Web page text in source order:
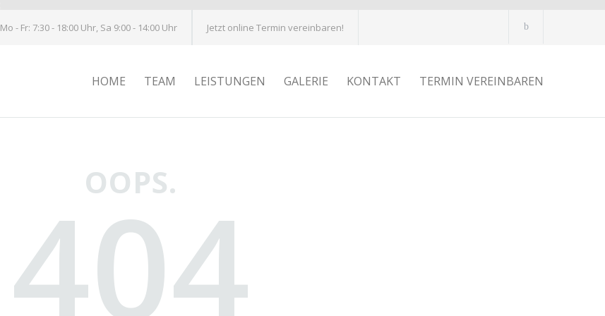
Mo - Fr: 7:30 - 18:00 Uhr, Sa 9:00 - 14:00 Uhr Jetzt online Termin vereinbaren!
HOME TEAM LEISTUNGEN GALERIE KONTAKT TERMIN VEREINBAREN
OOPS.
404